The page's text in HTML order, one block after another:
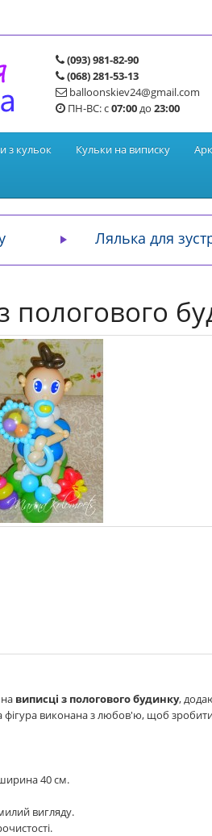
(093) 981-82-90
(068) 281-53-13
balloonskiev24@gmail.com
ПН-ВС: с07:00до 23:00
з кульок Кульки на виписку
Лялька для
пологового
виписці з пологового будинку,
виконана з любов'ю, щоб
40 см.
вигляду.